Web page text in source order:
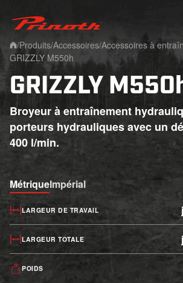
Prinoth - Corporate Website
Home
/Produits/Accessoires/Accessoires à
GRIZZLY M550h
GRIZZLY
Broyeur à entraînement
porteurs hydrauliques avec un
400 l/min.
MétriqueImpérial
LARGEUR DE TRAVAIL
LARGEUR TOTALE
POIDS